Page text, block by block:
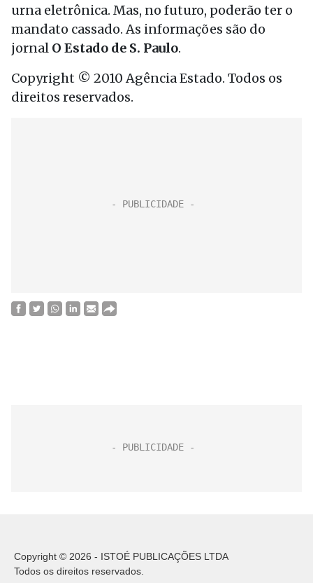
urna eletrônica. Mas, no futuro, poderão ter o
mandato cassado. As informações são do
jornal O Estado de S. Paulo.
Copyright © 2010 Agência Estado. Todos os
direitos reservados.
Copyright © 2026 - ISTOÉ PUBLICAÇÕES LTDA
Todos os direitos reservados.